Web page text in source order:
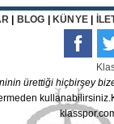
| BLOG KÜNYE|
ürettiği hiçbirşey